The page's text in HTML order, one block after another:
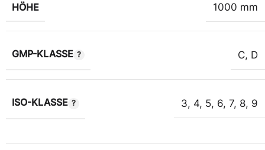
HÖHE 1000 mm
GMP-KLASSE C, D
ISO-KLASSE 3, 4, 5, 6, 7, 8, 9